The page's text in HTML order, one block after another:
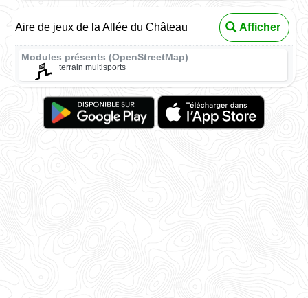
Aire de jeux de la Allée du Château Afficher
Modules présents (OpenStreetMap)
terrain multisports